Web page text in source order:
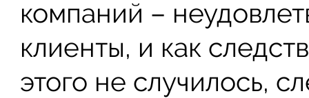
компаний –
клиенты, и как
этого не случилось,